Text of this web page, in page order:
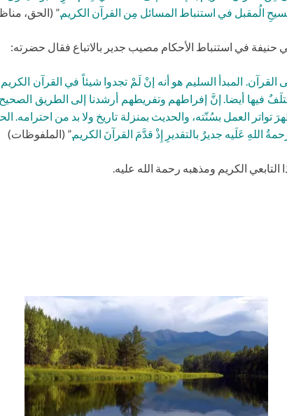
الُمقبل في استنباط المسائل مِن القرآن الكريم.” (الحق، مناظرة
حنيفة في استنباط الأحكام مصيب جدير بالاتباع فقال حضرته:
المبدأ السليم هو أنه إنْ لَمْ تجدوا شيئاً في القرآن
فيها أيضا. إنَّ إفراطهم وتفريطهم أرشدنا إلى الطريق
العمل بسُنّته، والحديث بمنزلة تاريخ ولا بد من احترامه.
اللهِ عَلَيه جديرٌ بالتقديرِ إِذْ قدَّمَ القرآنَ الكريم.” (الملفوظات)
الكريم ومذهبه رحمة الله عليه.